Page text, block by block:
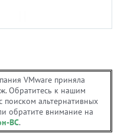
VMware приняла
Обратитесь к нашим
альтернативных
обратите внимание на
ВС.